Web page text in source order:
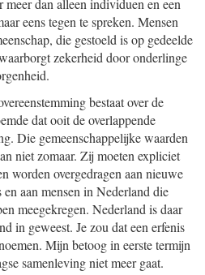
meer dan alleen individuen en een
eens tegen te spreken. Mensen
die gestoeld is op gedeelde
zekerheid door onderlinge
bestaat over de
dat ooit de overlappende
Die gemeenschappelijke waarden
niet zomaar. Zij moeten expliciet
worden overgedragen aan nieuwe
aan mensen in Nederland die
meegekregen. Nederland is daar
in geweest. Je zou dat een erfenis
Mijn betoog in eerste termijn
samenleving niet meer gaat.